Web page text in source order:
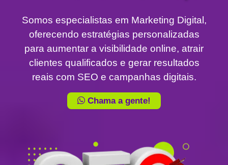
Somos especialistas em Marketing Digital,
oferecendo estratégias personalizadas
para aumentar a visibilidade online, atrair
clientes qualificados e gerar resultados
reais com SEO e campanhas digitais.
Chama a gente!